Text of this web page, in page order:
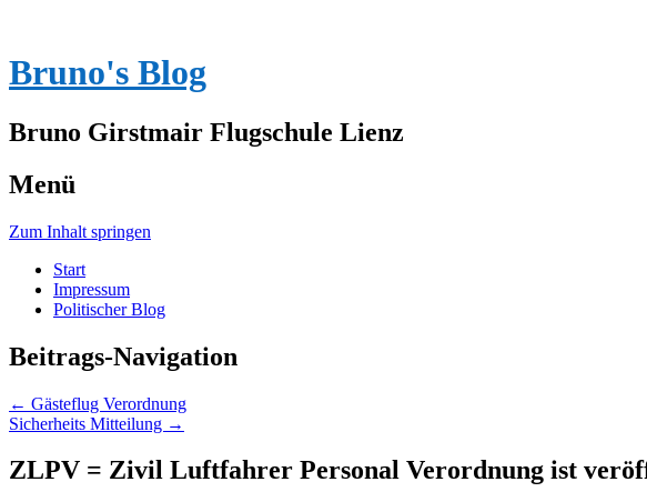
Bruno's Blog
Bruno Girstmair Flugschule Lienz
Menü
Zum Inhalt springen
Start
Impressum
Politischer Blog
Beitrags-Navigation
← Gästeflug Verordnung
Sicherheits Mitteilung →
ZLPV = Zivil Luftfahrer Personal Verordnung ist